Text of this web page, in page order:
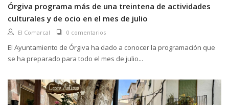
Órgiva programa más de una treintena de actividades
culturales y de ocio en el mes de julio
El Comarcal 0 comentarios
El Ayuntamiento de Órgiva ha dado a conocer la programación que
se ha preparado para todo el mes de julio...